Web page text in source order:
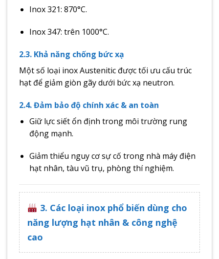
Inox 321: 870°C.
Inox 347: trên 1000°C.
2.3. Khả năng chống bức xạ
Một số loại inox Austenitic được tối ưu cấu trúc
hạt để giảm giòn gãy dưới bức xạ neutron.
2.4. Đảm bảo độ chính xác & an toàn
Giữ lực siết ổn định trong môi trường rung
động mạnh.
Giảm thiểu nguy cơ sự cố trong nhà máy điện
hạt nhân, tàu vũ trụ, phòng thí nghiệm.
3. Các loại inox phổ biến dùng cho
năng lượng hạt nhân & công nghệ
cao